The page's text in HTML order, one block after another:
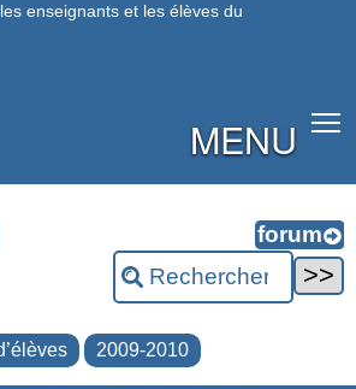
enseignants et les élèves du
MENU
2009-2010